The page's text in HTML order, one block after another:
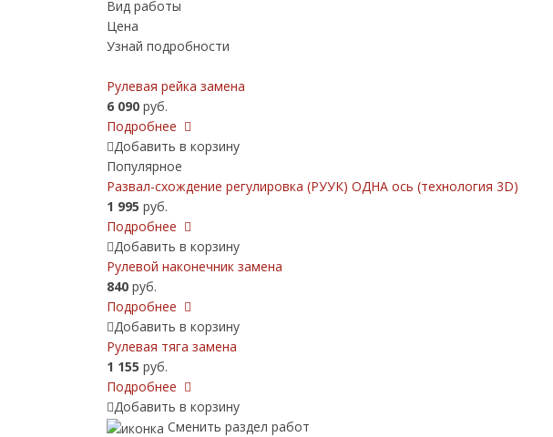
Вид работы
Цена
Узнай подробности
Рулевая рейка замена
6 090 руб.
Подробнее
Добавить в корзину
Популярное
Развал-схождение регулировка (РУУК) ОДНА ось (технология 3D)
1 995 руб.
Подробнее
Добавить в корзину
Рулевой наконечник замена
840 руб.
Подробнее
Добавить в корзину
Рулевая тяга замена
1 155 руб.
Подробнее
Добавить в корзину
Сменить раздел работ